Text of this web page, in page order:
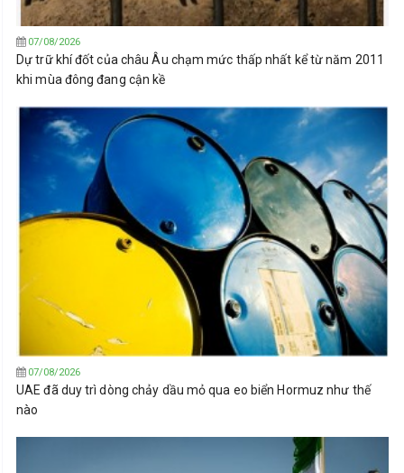
07/08/2026
Dự trữ khí đốt của châu Âu chạm mức thấp nhất kể từ năm 2011
khi mùa đông đang cận kề
07/08/2026
UAE đã duy trì dòng chảy dầu mỏ qua eo biển Hormuz như thế
nào